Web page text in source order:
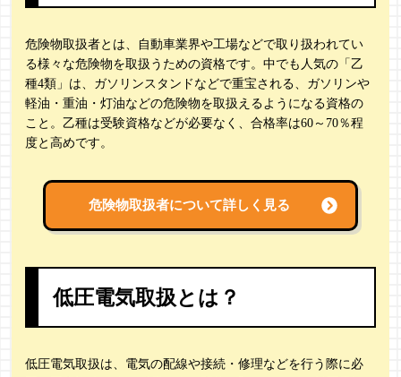
危険物取扱者とは、自動車業界や工場などで取り扱われてい
る様々な危険物を取扱うための資格です。中でも人気の「乙
種4類」は、ガソリンスタンドなどで重宝される、ガソリンや
軽油・重油・灯油などの危険物を取扱えるようになる資格の
こと。乙種は受験資格などが必要なく、合格率は60～70％程
度と高めです。
危険物取扱者について詳しく見る
低圧電気取扱とは？
低圧電気取扱は、電気の配線や接続・修理などを行う際に必